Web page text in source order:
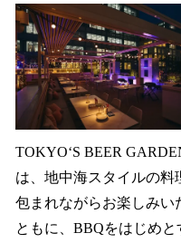
TOKYO‘S BEER
は、地中海スタイルの料
包まれながらお楽しみい
ともに、BBQをはじめ